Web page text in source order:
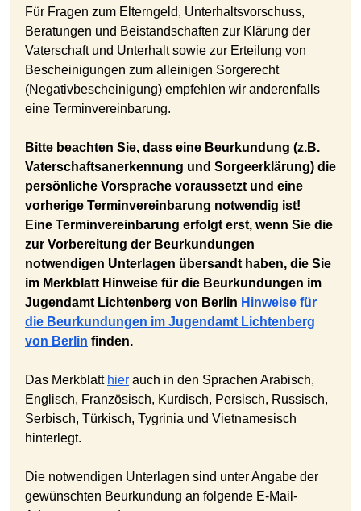
Für Fragen zum Elterngeld, Unterhaltsvorschuss,
Beratungen und Beistandschaften zur Klärung der
Vaterschaft und Unterhalt sowie zur Erteilung von
Bescheinigungen zum alleinigen Sorgerecht
(Negativbescheinigung) empfehlen wir anderenfalls
eine Terminvereinbarung.
Bitte beachten Sie, dass eine Beurkundung (z.B.
Vaterschaftsanerkennung und Sorgeerklärung) die
persönliche Vorsprache voraussetzt und eine
vorherige Terminvereinbarung notwendig ist!
Eine Terminvereinbarung erfolgt erst, wenn Sie die
zur Vorbereitung der Beurkundungen
notwendigen Unterlagen übersandt haben, die Sie
im Merkblatt Hinweise für die Beurkundungen im
Jugendamt Lichtenberg von Berlin Hinweise für
die Beurkundungen im Jugendamt Lichtenberg
von Berlin finden.
Das Merkblatt hier auch in den Sprachen Arabisch,
Englisch, Französisch, Kurdisch, Persisch, Russisch,
Serbisch, Türkisch, Tygrinia und Vietnamesisch
hinterlegt.
Die notwendigen Unterlagen sind unter Angabe der
gewünschten Beurkundung an folgende E-Mail-